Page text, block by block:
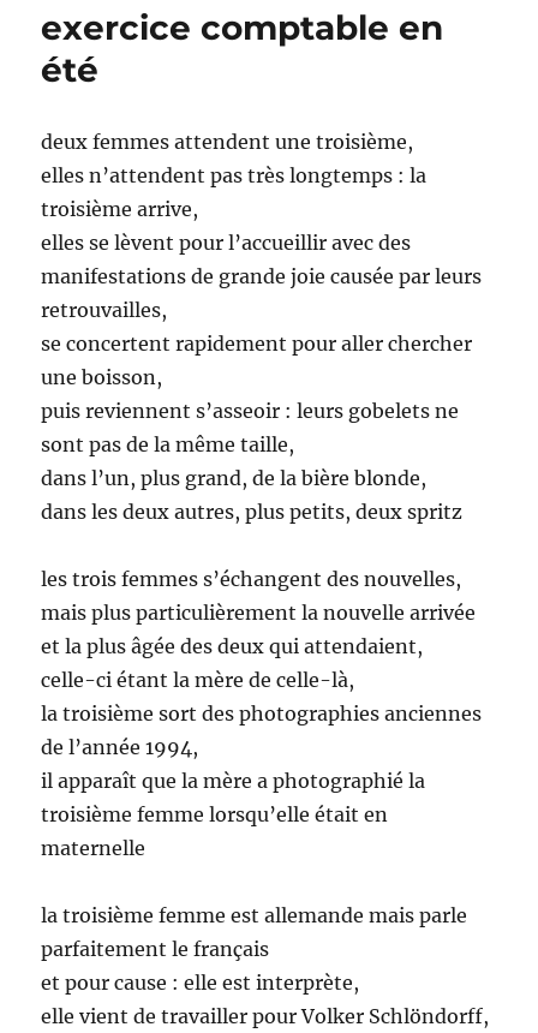
exercice comptable en
été
deux femmes attendent une troisième,
elles n’attendent pas très longtemps : la
troisième arrive,
elles se lèvent pour l’accueillir avec des
manifestations de grande joie causée par leurs
retrouvailles,
se concertent rapidement pour aller chercher
une boisson,
puis reviennent s’asseoir : leurs gobelets ne
sont pas de la même taille,
dans l’un, plus grand, de la bière blonde,
dans les deux autres, plus petits, deux spritz
les trois femmes s’échangent des nouvelles,
mais plus particulièrement la nouvelle arrivée
et la plus âgée des deux qui attendaient,
celle-ci étant la mère de celle-là,
la troisième sort des photographies anciennes
de l’année 1994,
il apparaît que la mère a photographié la
troisième femme lorsqu’elle était en
maternelle
la troisième femme est allemande mais parle
parfaitement le français
et pour cause : elle est interprète,
elle vient de travailler pour Volker Schlöndorff,